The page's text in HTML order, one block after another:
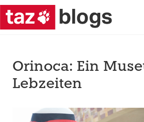
Orinoca: Ein
Lebzeiten